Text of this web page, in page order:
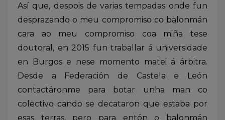
Así que, despois de varias tempadas onde fun
desprazando o meu compromiso co balonmán
cara ao meu compromiso coa miña tese
doutoral, en 2015 fun traballar á universidade
en Burgos e nese momento matei á árbitra.
Desde a Federación de Castela e León
contactáronme para botar unha man co
colectivo cando se decataron que estaba por
esas terras, pero para entón o balonmán